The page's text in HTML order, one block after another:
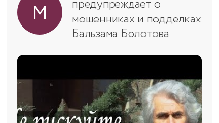
М
предупреждает о
мошенниках и подделках
Бальзама Болотова